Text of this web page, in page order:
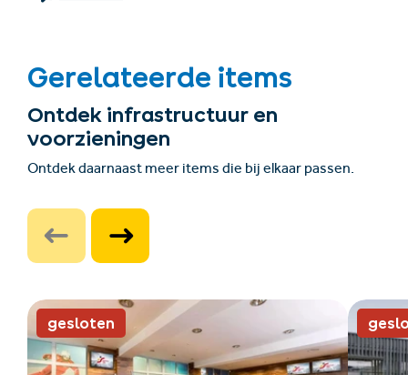
Gerelateerde items
Ontdek infrastructuur en
voorzieningen
Ontdek daarnaast meer items die bij elkaar passen.
gesloten